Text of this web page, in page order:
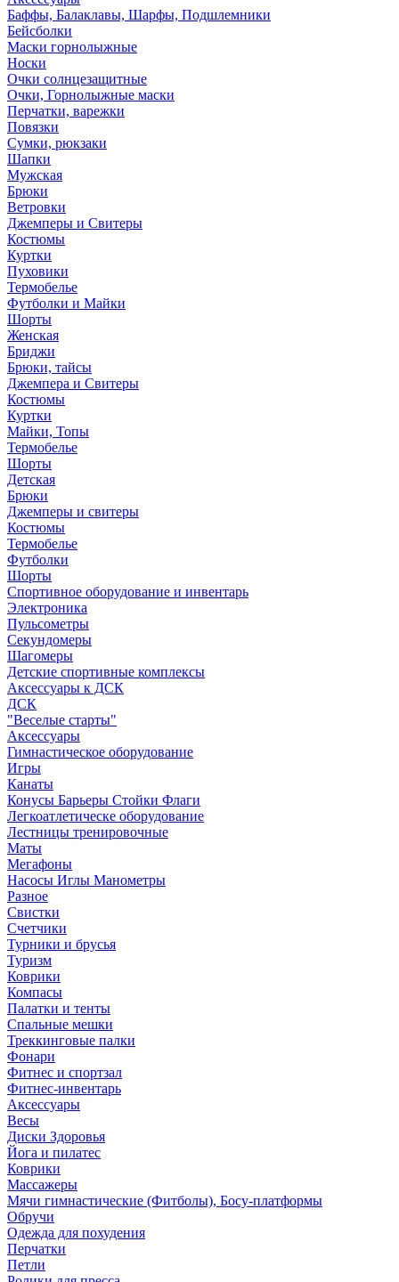
Баффы, Балаклавы, Шарфы, Подшлемники
Бейсболки
Маски горнолыжные
Носки
Очки солнцезащитные
Очки, Горнолыжные маски
Перчатки, варежки
Повязки
Сумки, рюкзаки
Шапки
Мужская
Брюки
Ветровки
Джемперы и Свитеры
Костюмы
Куртки
Пуховики
Термобелье
Футболки и Майки
Шорты
Женская
Бриджи
Брюки, тайсы
Джемпера и Свитеры
Костюмы
Куртки
Майки, Топы
Термобелье
Шорты
Детская
Брюки
Джемперы и свитеры
Костюмы
Термобелье
Футболки
Шорты
Спортивное оборудование и инвентарь
Электроника
Пульсометры
Секундомеры
Шагомеры
Детские спортивные комплексы
Аксессуары к ДСК
ДСК
"Веселые старты"
Аксессуары
Гимнастическое оборудование
Игры
Канаты
Конусы Барьеры Стойки Флаги
Легкоатлетическе оборудование
Лестницы тренировочные
Маты
Мегафоны
Насосы Иглы Манометры
Разное
Свистки
Счетчики
Турники и брусья
Туризм
Коврики
Компасы
Палатки и тенты
Спальные мешки
Треккинговые палки
Фонари
Фитнес и спортзал
Фитнес-инвентарь
Аксессуары
Весы
Диски Здоровья
Йога и пилатес
Коврики
Массажеры
Мячи гимнастические (Фитболы), Босу-платформы
Обручи
Одежда для похудения
Перчатки
Петли